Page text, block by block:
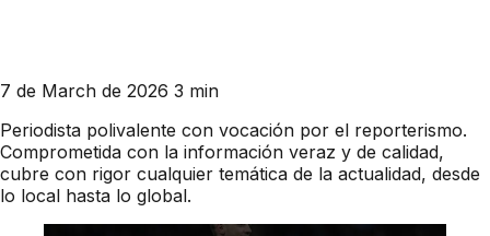
7 de March de 2026 3 min
Periodista polivalente con vocación por el reporterismo.
Comprometida con la información veraz y de calidad,
cubre con rigor cualquier temática de la actualidad, desde
lo local hasta lo global.